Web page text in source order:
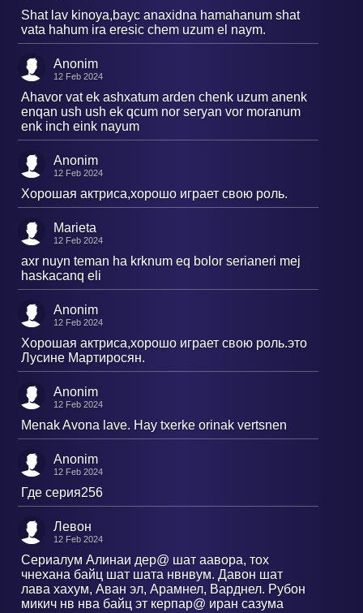
Shat lav kinoya,bayc anaxidna hamahanum shat
vata hahum ira eresic chem uzum el naym.
Anonim
12 Feb 2024
Ahavor vat ek ashxatum arden chenk uzum anenk
enqan ush ush ek qcum nor seryan vor moranum
enk inch eink nayum
Anonim
12 Feb 2024
Хорошая актриса,хорошо играет свою роль.
Marieta
12 Feb 2024
axr nuyn teman ha krknum eq bolor serianeri mej
haskacanq eli
Anonim
12 Feb 2024
Хорошая актриса,хорошо играет свою роль.это
Лусине Мартиросян.
Anonim
12 Feb 2024
Menak Avona lave. Hay txerke orinak vertsnen
Anonim
12 Feb 2024
Где серия256
Левон
12 Feb 2024
Сериалум Алинаи дер@ шат аавора, тох
чнехана байц шат шата нвнвум. Давон шат
лава хахум, Аван эл, Арамнел, Варднел. Рубон
микич нв нва байц эт керпар@ иран сазума